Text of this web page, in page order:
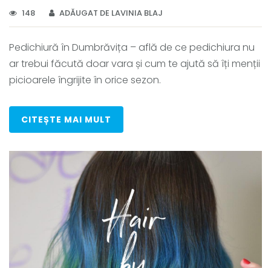
148 ADĂUGAT DE LAVINIA BLAJ
Pedichiură în Dumbrăvița – află de ce pedichiura nu
ar trebui făcută doar vara și cum te ajută să îți menții
picioarele îngrijite în orice sezon.
CITEȘTE MAI MULT